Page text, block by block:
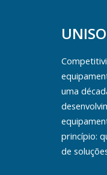
uma
princípio:
de